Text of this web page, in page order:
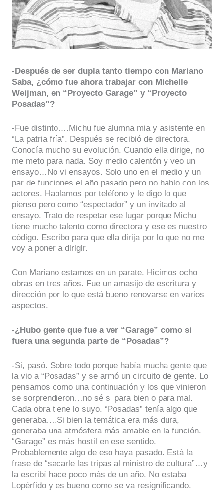
-Después de ser dupla tanto tiempo con Mariano
Saba, ¿cómo fue ahora trabajar con Michelle
Weijman, en “Proyecto Garage” y “Proyecto
Posadas”?
-Fue distinto….Michu fue alumna mia y asistente en
“La patria fría”. Después se recibió de directora.
Conocía mucho su evolución. Cuando ella dirige, no
me meto para nada. Soy medio calentón y veo un
ensayo…No vi ensayos. Solo uno en el medio y un
par de funciones el año pasado pero no hablo con los
actores. Hablamos por teléfono y le digo lo que
pienso pero como “espectador” y un invitado al
ensayo. Trato de respetar ese lugar porque Michu
tiene mucho talento como directora y ese es nuestro
código. Escribo para que ella dirija por lo que no me
voy a poner a dirigir.
Con Mariano estamos en un parate. Hicimos ocho
obras en tres años. Fue un amasijo de escritura y
dirección por lo que está bueno renovarse en varios
aspectos.
-¿Hubo gente que fue a ver “Garage” como si
fuera una segunda parte de “Posadas”?
-Si, pasó. Sobre todo porque había mucha gente que
la vio a “Posadas” y se armó un circuito de gente. Lo
pensamos como una continuación y los que vinieron
se sorprendieron…no sé si para bien o para mal.
Cada obra tiene lo suyo. “Posadas” tenía algo que
generaba….Si bien la temática era más dura,
generaba una atmósfera más amable en la función.
“Garage” es más hostil en ese sentido.
Probablemente algo de eso haya pasado. Está la
frase de “sacarle las tripas al ministro de cultura”…y
la escribí hace poco más de un año. No estaba
Lopérfido y es bueno como se va resignificando.